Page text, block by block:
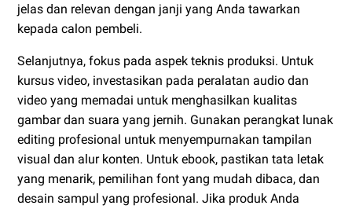
jelas dan relevan dengan janji yang Anda tawarkan
kepada calon pembeli.
Selanjutnya, fokus pada aspek teknis produksi. Untuk
kursus video, investasikan pada peralatan audio dan
video yang memadai untuk menghasilkan kualitas
gambar dan suara yang jernih. Gunakan perangkat lunak
editing profesional untuk menyempurnakan tampilan
visual dan alur konten. Untuk ebook, pastikan tata letak
yang menarik, pemilihan font yang mudah dibaca, dan
desain sampul yang profesional. Jika produk Anda